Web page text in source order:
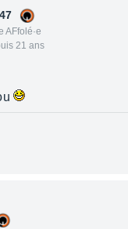
AFfolé·e
21 ans